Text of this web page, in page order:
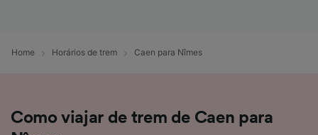
Home Horários de trem Caen para Nîmes
Como viajar de trem de Caen para